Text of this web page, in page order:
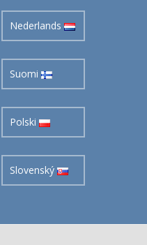
Nederlands
Suomi
Polski
Slovenský